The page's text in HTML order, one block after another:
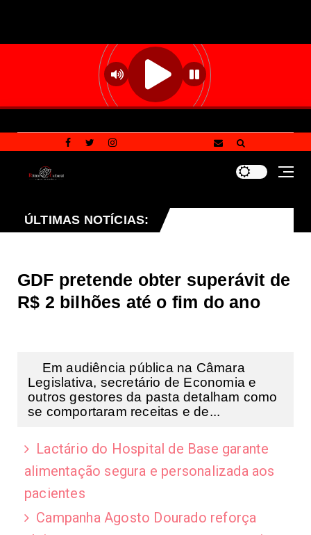
ÚLTIMAS NOTÍCIAS:
que endurece penalidades para vandalismo contra
GDF pretende obter superávit de
R$ 2 bilhões até o fim do ano
Em audiência pública na Câmara
Legislativa, secretário de Economia e
outros gestores da pasta detalham como
se comportaram receitas e de...
Lactário do Hospital de Base garante
alimentação segura e personalizada aos
pacientes
Campanha Agosto Dourado reforça